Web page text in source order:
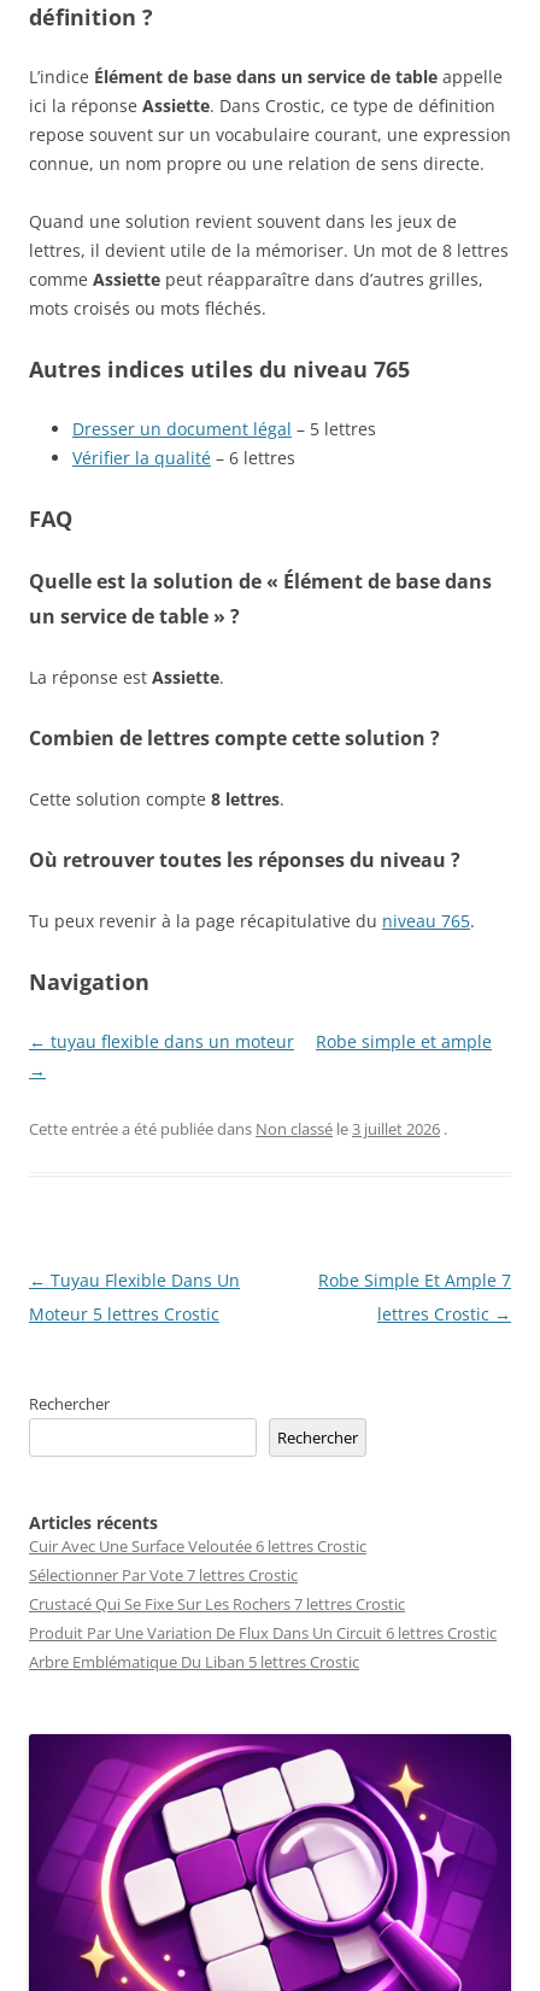
définition ?
L’indice Élément de base dans un service de table appelle
ici la réponse Assiette. Dans Crostic, ce type de définition
repose souvent sur un vocabulaire courant, une expression
connue, un nom propre ou une relation de sens directe.
Quand une solution revient souvent dans les jeux de
lettres, il devient utile de la mémoriser. Un mot de 8 lettres
comme Assiette peut réapparaître dans d’autres grilles,
mots croisés ou mots fléchés.
Autres indices utiles du niveau 765
Dresser un document légal – 5 lettres
Vérifier la qualité – 6 lettres
FAQ
Quelle est la solution de « Élément de base dans
un service de table » ?
La réponse est Assiette.
Combien de lettres compte cette solution ?
Cette solution compte 8 lettres.
Où retrouver toutes les réponses du niveau ?
Tu peux revenir à la page récapitulative du niveau 765.
Navigation
← tuyau flexible dans un moteur
Robe simple et ample
→
Cette entrée a été publiée dans Non classé le3 juillet 2026 .
Navigation
des
← Tuyau Flexible Dans Un
Moteur 5 lettres Crostic
Robe Simple Et Ample 7
lettres Crostic →
Rechercher
Rechercher
Articles récents
Cuir Avec Une Surface Veloutée 6 lettres Crostic
Sélectionner Par Vote 7 lettres Crostic
Crustacé Qui Se Fixe Sur Les Rochers 7 lettres Crostic
Produit Par Une Variation De Flux Dans Un Circuit 6 lettres Crostic
Arbre Emblématique Du Liban 5 lettres Crostic